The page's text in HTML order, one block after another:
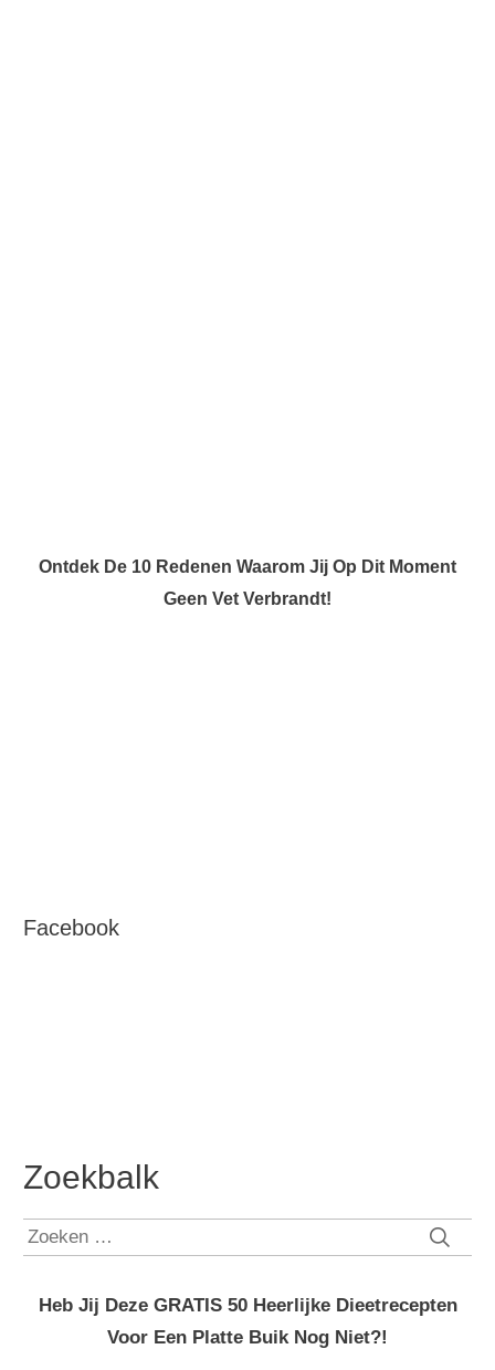
Ontdek De 10 Redenen Waarom Jij Op Dit Moment
Geen Vet Verbrandt!
Facebook
Zoekbalk
Zoeken
Heb Jij Deze GRATIS 50 Heerlijke Dieetrecepten
Voor Een Platte Buik Nog Niet?!